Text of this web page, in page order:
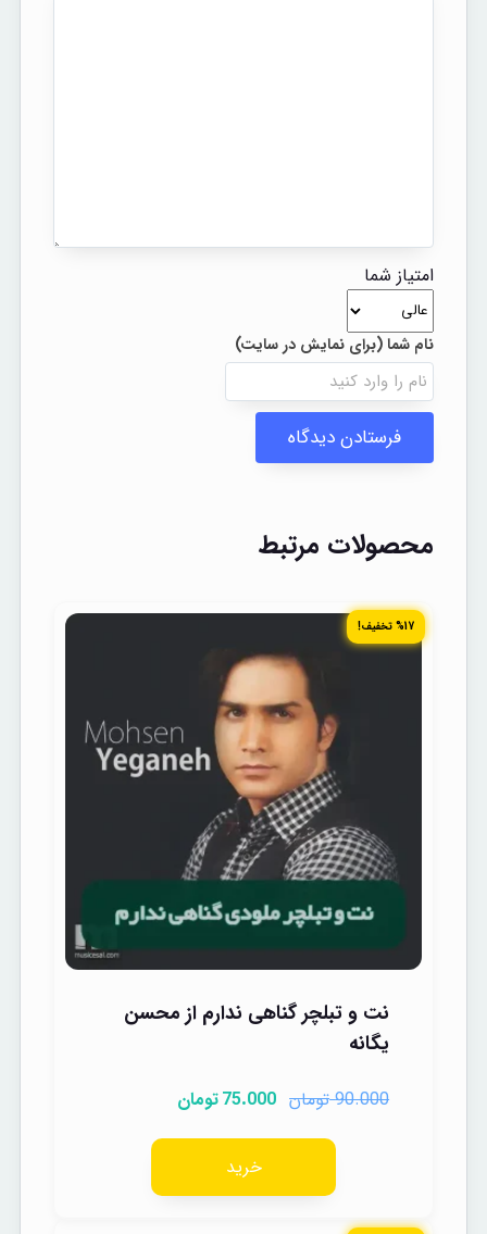
امتیاز شما
محصولات مرتبط
%17 تخفیف!
نت و تبلچر گناهی ندارم از محسن
یگانه
90.000 تومان 75.000تومان
خرید